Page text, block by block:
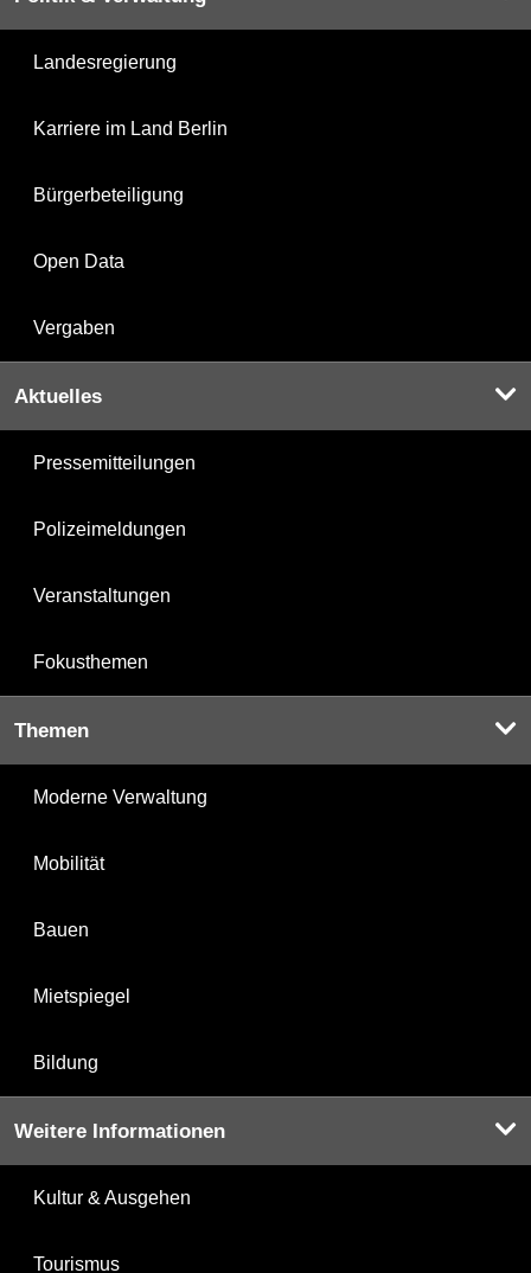
Landesregierung
Karriere im Land Berlin
Bürgerbeteiligung
Open Data
Vergaben
Aktuelles
Pressemitteilungen
Polizeimeldungen
Veranstaltungen
Fokusthemen
Themen
Moderne Verwaltung
Mobilität
Bauen
Mietspiegel
Bildung
Weitere Informationen
Kultur & Ausgehen
Tourismus